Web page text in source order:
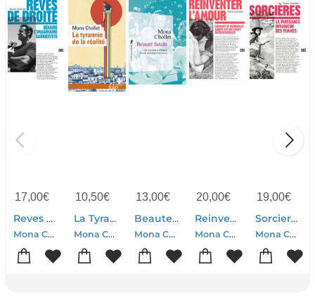
17,00€
Reves De Droite ; Defaire L'imaginaire Sarkozyste
Mona Chollet
10,50€
La Tyrannie De La Realite
Mona Chollet
13,00€
Beaute Fatale ; Les Nouveaux Visages D'une Alienation Feminine
Mona Chollet
20,00€
Reinventer L'amour : Comment Le Patriarcat Sabote Les Relations Heterosexuelles
Mona Chollet
19,00€
Sorcieres ; La Puissance Invaincue Des Femmes
Mona Chollet